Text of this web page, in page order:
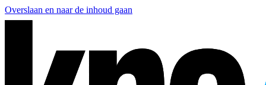
Overslaan en naar de inhoud gaan